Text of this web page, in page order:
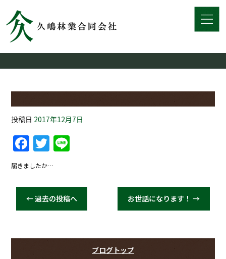
投稿日 2017年12月7日
Facebook
Twitter
届きましたか…
←過去の投稿へ お世話になります！ →
ブログトップ